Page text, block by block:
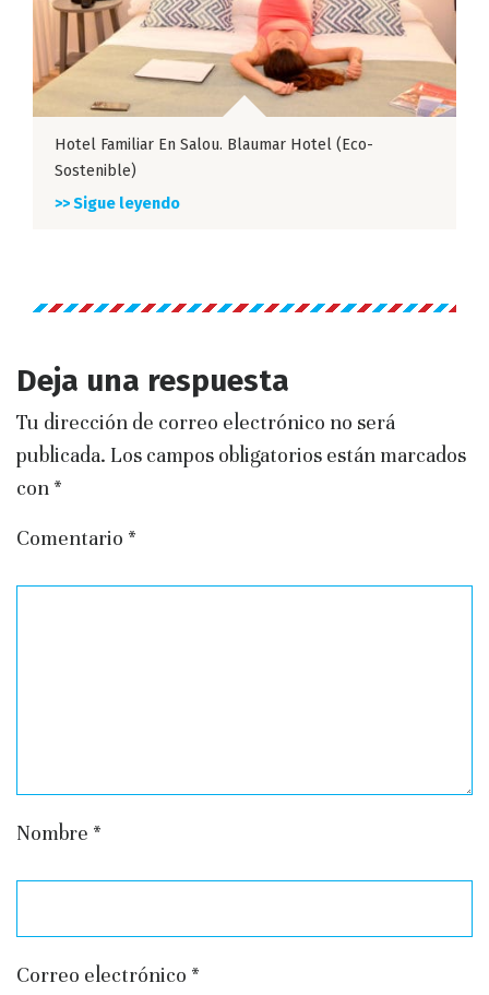
Hotel Familiar En Salou. Blaumar Hotel (eco-
Sostenible)
>> Sigue leyendo
Deja una respuesta
Tu dirección de correo electrónico no será
publicada. Los campos obligatorios están marcados
con *
Comentario *
Nombre *
Correo electrónico *